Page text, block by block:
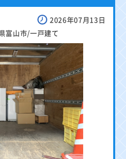
2026年07月13日
富山市/一戸建て